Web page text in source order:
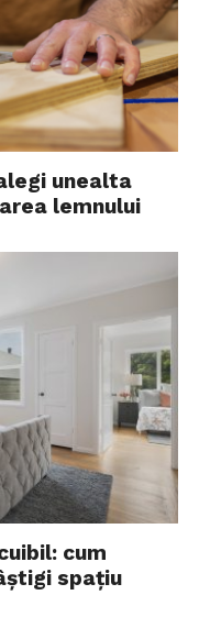
unealta
lemnului
cum
spațiu